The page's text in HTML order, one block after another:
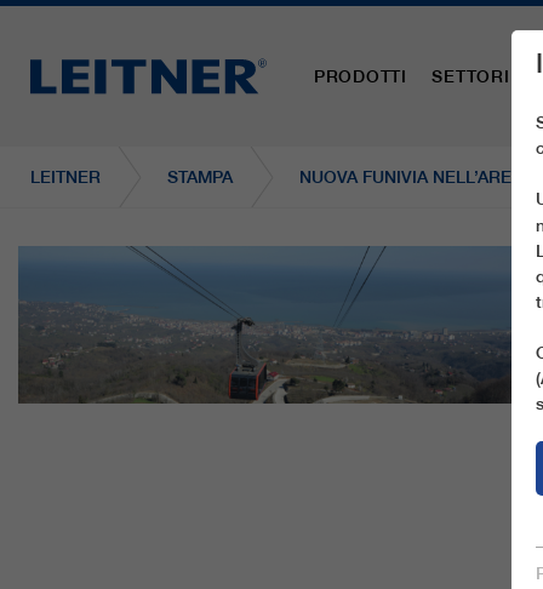
PRODOTTI SETTORI
LEITNER STAMPA NUOVA FUNIVIA NELL’AREA